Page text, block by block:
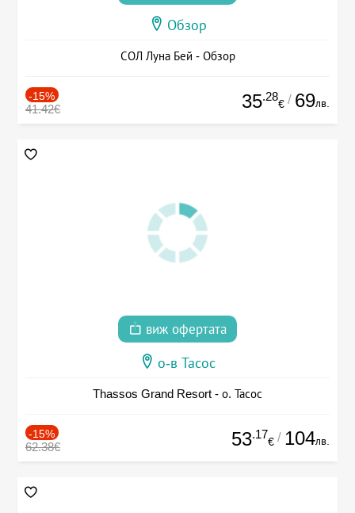
Обзор
СОЛ Луна Бей - Обзор
-15%
41.42€ 35.28
€ / 69лв.
виж офертата
о-в Тасос
Thassos Grand Resort - о. Тасос
-15%
62.38€ 53.17
€ / 104лв.